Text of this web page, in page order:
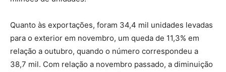
Quanto às exportações, foram 34,4 mil unidades levadas
para o exterior em novembro, um queda de 11,3% em
relação a outubro, quando o número correspondeu a
38,7 mil. Com relação a novembro passado, a diminuição